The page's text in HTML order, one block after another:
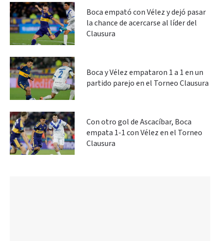
Boca empató con Vélez y dejó pasar
la chance de acercarse al líder del
Clausura
Boca y Vélez empataron 1 a 1 en un
partido parejo en el Torneo Clausura
Con otro gol de Ascacíbar, Boca
empata 1-1 con Vélez en el Torneo
Clausura